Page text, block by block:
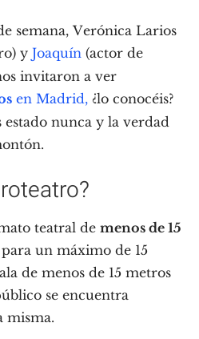
semana, Verónica Larios
y Joaquín (actor de
invitaron a ver
en Madrid, ¿lo conocéis?
estado nunca y la verdad
teatral de menos de 15
para un máximo de 15
de menos de 15 metros
se encuentra
misma.